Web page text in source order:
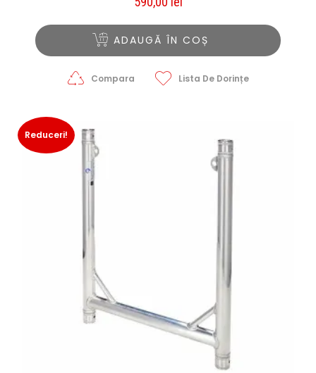
ADAUGĂ ÎN COȘ
Compara Lista De Dorințe
Reduceri!